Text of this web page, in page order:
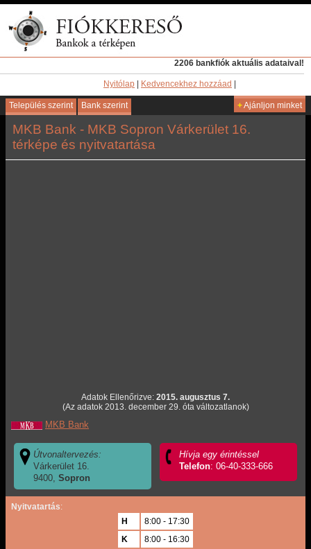
2206 bankfiók aktuális adataival!
Nyitólap Kedvencekhez hozzáad
Település szerint Bank szerint +Ajánljon minket
MKB Bank - MKB Sopron Várkerület 16.
térképe és nyitvatartása
Adatok Ellenőrizve: 2015. augusztus 7.
(Az adatok 2013. december 29. óta változatlanok)
MKB Bank
Útvonaltervezés:
Várkerület 16.
9400,Sopron
Hívja egy érintéssel
Telefon: 06-40-333-666
Nyitvatartás:
H
8:00 - 17:30
K
8:00 - 16:30